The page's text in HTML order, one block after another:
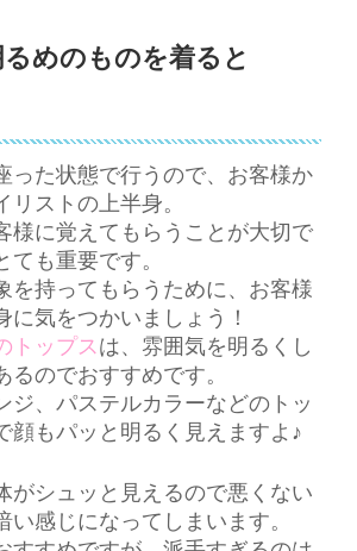
めのものを着ると
った状態で行うので、お客様か
リストの上半身。
様に覚えてもらうことが大切で
も重要です。
を持ってもらうために、お客様
に気をつかいましょう！
トップスは、雰囲気を明るくし
のでおすすめです。
ジ、パステルカラーなどのトッ
顔もパッと明るく見えますよ♪
がシュッと見えるので悪くない
い感じになってしまいます。